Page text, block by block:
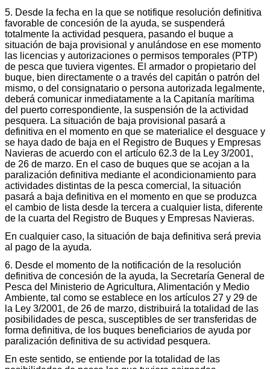
5. Desde la fecha en la que se notifique resolución definitiva
favorable de concesión de la ayuda, se suspenderá
totalmente la actividad pesquera, pasando el buque a
situación de baja provisional y anulándose en ese momento
las licencias y autorizaciones o permisos temporales (PTP)
de pesca que tuviera vigentes. El armador o propietario del
buque, bien directamente o a través del capitán o patrón del
mismo, o del consignatario o persona autorizada legalmente,
deberá comunicar inmediatamente a la Capitanía marítima
del puerto correspondiente, la suspensión de la actividad
pesquera. La situación de baja provisional pasará a
definitiva en el momento en que se materialice el desguace y
se haya dado de baja en el Registro de Buques y Empresas
Navieras de acuerdo con el artículo 62.3 de la Ley 3/2001,
de 26 de marzo. En el caso de buques que se acojan a la
paralización definitiva mediante el acondicionamiento para
actividades distintas de la pesca comercial, la situación
pasará a baja definitiva en el momento en que se produzca
el cambio de lista desde la tercera a cualquier lista, diferente
de la cuarta del Registro de Buques y Empresas Navieras.
En cualquier caso, la situación de baja definitiva será previa
al pago de la ayuda.
6. Desde el momento de la notificación de la resolución
definitiva de concesión de la ayuda, la Secretaría General de
Pesca del Ministerio de Agricultura, Alimentación y Medio
Ambiente, tal como se establece en los artículos 27 y 29 de
la Ley 3/2001, de 26 de marzo, distribuirá la totalidad de las
posibilidades de pesca, susceptibles de ser transferidas de
forma definitiva, de los buques beneficiarios de ayuda por
paralización definitiva de su actividad pesquera.
En este sentido, se entiende por la totalidad de las